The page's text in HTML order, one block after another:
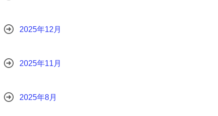
2025年12月
2025年11月
2025年8月